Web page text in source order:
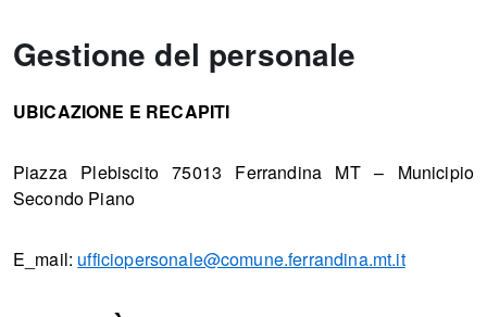
Gestione del personale
UBICAZIONE E RECAPITI
Piazza Plebiscito 75013 Ferrandina MT – Municipio
Secondo Piano
E_mail: ufficiopersonale@comune.ferrandina.mt.it